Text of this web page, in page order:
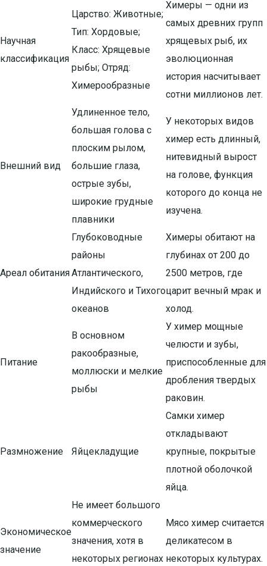
Научная
классификация
Царство: Животные;
Тип: Хордовые;
Класс: Хрящевые
рыбы; Отряд:
Химерообразные
Химеры — одни из
самых древних групп
хрящевых рыб, их
эволюционная
история насчитывает
сотни миллионов лет.
Внешний вид
Удлиненное тело,
большая голова с
плоским рылом,
большие глаза,
острые зубы,
широкие грудные
плавники
У некоторых видов
химер есть длинный,
нитевидный вырост
на голове, функция
которого до конца не
изучена.
Ареал обитания
Глубоководные
районы
Атлантического,
Индийского и Тихого
океанов
Химеры обитают на
глубинах от 200 до
2500 метров, где
царит вечный мрак и
холод.
Питание
В основном
ракообразные,
моллюски и мелкие
рыбы
У химер мощные
челюсти и зубы,
приспособленные для
дробления твердых
раковин.
Размножение Яйцекладущие
Самки химер
откладывают
крупные, покрытые
плотной оболочкой
яйца.
Экономическое
значение
Не имеет большого
коммерческого
значения, хотя в
некоторых регионах
Мясо химер считается
деликатесом в
некоторых культурах.